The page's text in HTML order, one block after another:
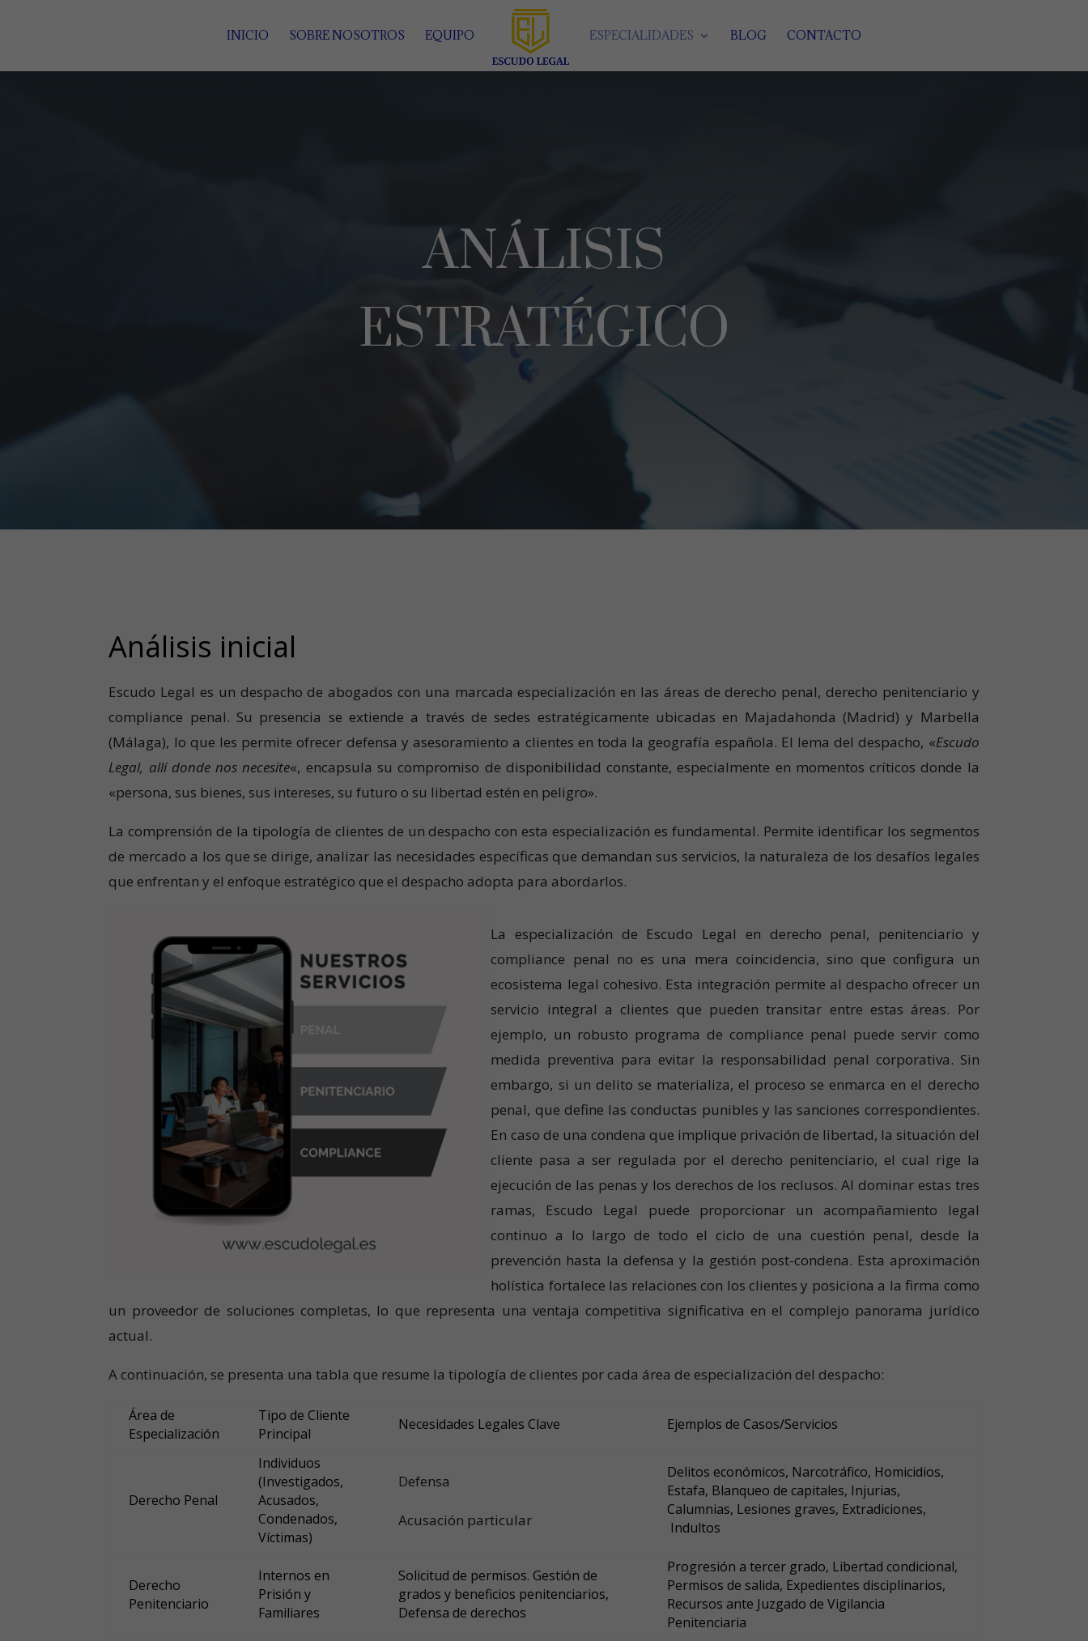
INICIO SOBRE NOSOTROS EQUIPO ESPECIALIDADES BLOG CONTACTO
ANÁLISIS
ESTRATÉGICO
Análisis inicial
Escudo Legal es un despacho de abogados con una marcada especialización en las áreas de derecho penal, derecho penitenciario y
compliance penal. Su presencia se extiende a través de sedes estratégicamente ubicadas en Majadahonda (Madrid) y Marbella
(Málaga), lo que les permite ofrecer defensa y asesoramiento a clientes en toda la geografía española. El lema del despacho, «Escudo
Legal, allí donde nos necesite«, encapsula su compromiso de disponibilidad constante, especialmente en momentos críticos donde la
«persona, sus bienes, sus intereses, su futuro o su libertad estén en peligro».
La comprensión de la tipología de clientes de un despacho con esta especialización es fundamental. Permite identificar los segmentos
de mercado a los que se dirige, analizar las necesidades específicas que demandan sus servicios, la naturaleza de los desafíos legales
que enfrentan y el enfoque estratégico que el despacho adopta para abordarlos.
La especialización de Escudo Legal en derecho penal, penitenciario y
compliance penal no es una mera coincidencia, sino que configura un
ecosistema legal cohesivo. Esta integración permite al despacho ofrecer un
servicio integral a clientes que pueden transitar entre estas áreas. Por
ejemplo, un robusto programa de compliance penal puede servir como
medida preventiva para evitar la responsabilidad penal corporativa. Sin
embargo, si un delito se materializa, el proceso se enmarca en el derecho
penal, que define las conductas punibles y las sanciones correspondientes.
En caso de una condena que implique privación de libertad, la situación del
cliente pasa a ser regulada por el derecho penitenciario, el cual rige la
ejecución de las penas y los derechos de los reclusos. Al dominar estas tres
ramas, Escudo Legal puede proporcionar un acompañamiento legal
continuo a lo largo de todo el ciclo de una cuestión penal, desde la
prevención hasta la defensa y la gestión post-condena. Esta aproximación
holística fortalece las relaciones con los clientes y posiciona a la firma como
un proveedor de soluciones completas, lo que representa una ventaja competitiva significativa en el complejo panorama jurídico
actual.
A continuación, se presenta una tabla que resume la tipología de clientes por cada área de especialización del despacho:
Área de
Especialización
Tipo de Cliente
Principal
Necesidades Legales Clave Ejemplos de Casos/Servicios
Derecho Penal
Individuos
(Investigados,
Acusados,
Condenados,
Víctimas)
Defensa
Acusación particular
Delitos económicos, Narcotráfico, Homicidios,
Estafa, Blanqueo de capitales, Injurias,
Calumnias, Lesiones graves, Extradiciones,
Indultos
Derecho
Penitenciario
Internos en
Prisión y
Familiares
Solicitud de permisos. Gestión de
grados y beneficios penitenciarios,
Defensa de derechos
Progresión a tercer grado, Libertad condicional,
Permisos de salida, Expedientes disciplinarios,
Recursos ante Juzgado de Vigilancia
Penitenciaria